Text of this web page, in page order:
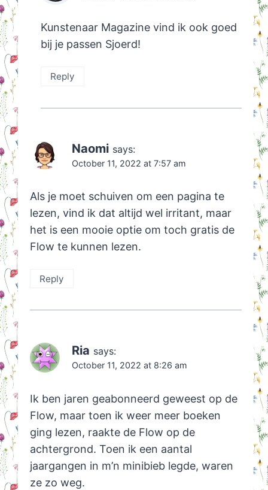
Kunstenaar Magazine vind ik ook goed
bij je passen Sjoerd!
Reply
Naomi says:
October 11, 2022 at 7:57 am
Als je moet schuiven om een pagina te
lezen, vind ik dat altijd wel irritant, maar
het is een mooie optie om toch gratis de
Flow te kunnen lezen.
Reply
Ria says:
October 11, 2022 at 8:26 am
Ik ben jaren geabonneerd geweest op de
Flow, maar toen ik weer meer boeken
ging lezen, raakte de Flow op de
achtergrond. Toen ik een aantal
jaargangen in m’n minibieb legde, waren
ze zo weg.